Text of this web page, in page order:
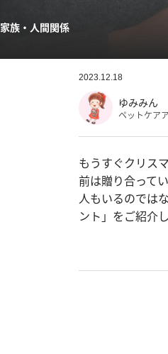
家族・人間関係
2023.12.18
ゆみみん
ペットケア
もうすぐクリス
前は贈り合って
人もいるのでは
ント」をご紹介し